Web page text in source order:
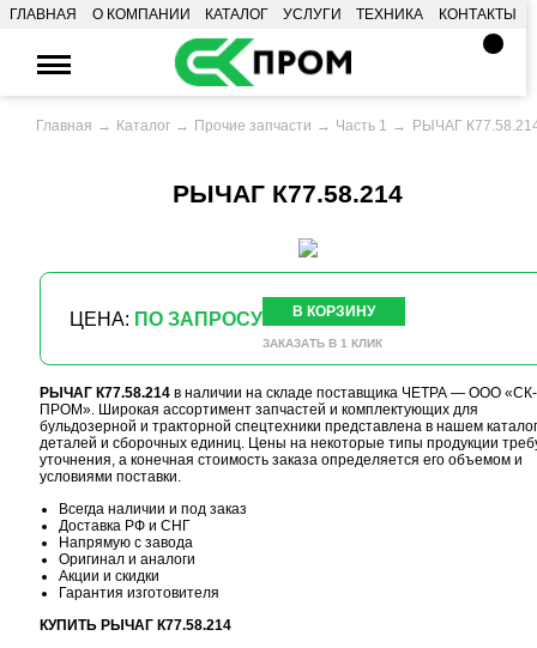
ГЛАВНАЯ О КОМПАНИИ КАТАЛОГ УСЛУГИ ТЕХНИКА КОНТАКТЫ
Главная Каталог Прочие запчасти Часть 1 РЫЧАГ
РЫЧАГ К77.58.214
ЦЕНА: ПО ЗАПРОСУ В КОРЗИНУ
ЗАКАЗАТЬ В 1 КЛИК
РЫЧАГ К77.58.214в наличии на складе поставщика ЧЕТРА — ООО «СК-
ПРОМ». Широкая ассортимент запчастей и комплектующих для
бульдозерной и тракторной спецтехники представлена в нашем
деталей и сборочных единиц. Цены на некоторые типы продукции
уточнения, а конечная стоимость заказа определяется его объемом и
условиями поставки.
Всегда наличии и под заказ
Доставка РФ и СНГ
Напрямую с завода
Оригинал и аналоги
Акции и скидки
Гарантия изготовителя
КУПИТЬ РЫЧАГ К77.58.214